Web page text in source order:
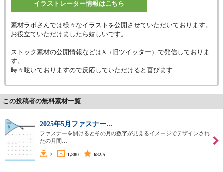
イラストレーター情報はこちら
素材ラボさんでは様々なイラストを公開させていただいております。
お役立ていただけましたら嬉しいです。
ストック素材の公開情報などはX（旧ツイッター）で発信しておりま
す。
時々呟いておりますので反応していただけると喜びます
この投稿者の無料素材一覧
2025年5月ファスナー…
ファスナーを開けるとその月の数字が見えるイメージでデザインされ
たの月間…
7 1,880 682.5